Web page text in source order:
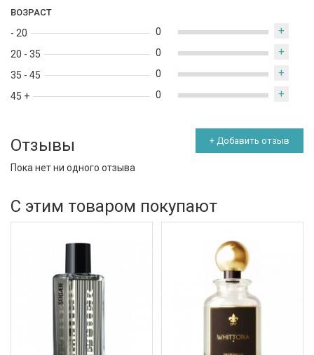
ВОЗРАСТ
- 20
20 - 35
35 - 45
45 +
0 +
0 +
0 +
0 +
Отзывы + Добавить отзыв
Пока нет ни одного отзыва
С этим товаром покупают